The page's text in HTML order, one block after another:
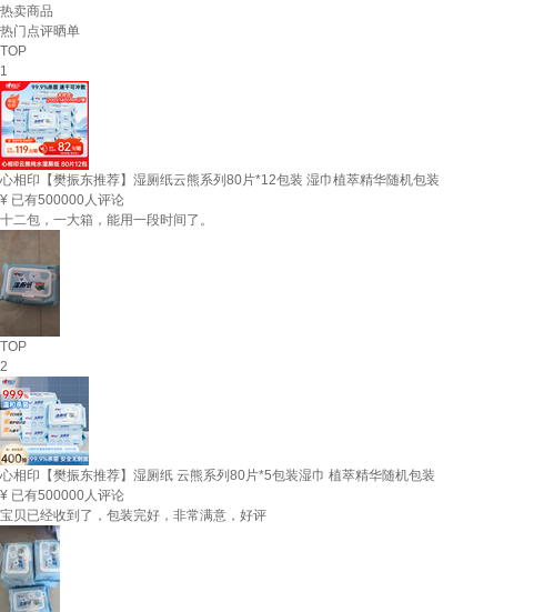
热卖商品
热门点评晒单
TOP
1
心相印【樊振东推荐】湿厕纸云熊系列80片*12包装 湿巾植萃精华随机包装
¥ 已有500000人评论
十二包，一大箱，能用一段时间了。
TOP
2
心相印【樊振东推荐】湿厕纸 云熊系列80片*5包装湿巾 植萃精华随机包装
¥ 已有500000人评论
宝贝已经收到了，包装完好，非常满意，好评